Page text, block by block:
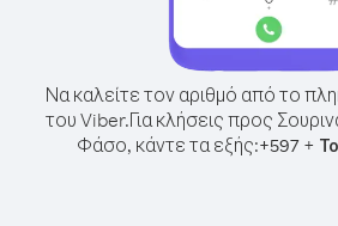
Να καλείτε τον αριθμό από το
του Viber.Για κλήσεις προς
Φάσο, κάντε τα εξής:+597+